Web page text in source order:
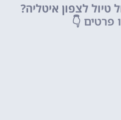
טיול לצפון איטליה?
פרטים 👇